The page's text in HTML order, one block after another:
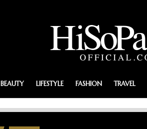
BEAUTY LIFESTYLE FASHION TRAVEL